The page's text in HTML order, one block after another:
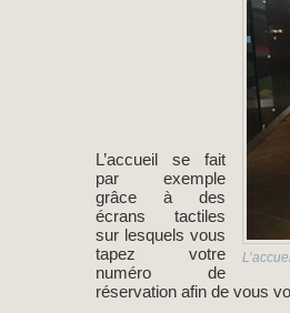
L’accueil se fait
par exemple
grâce à des
écrans tactiles
sur lesquels vous
tapez votre
numéro de
réservation afin de vous